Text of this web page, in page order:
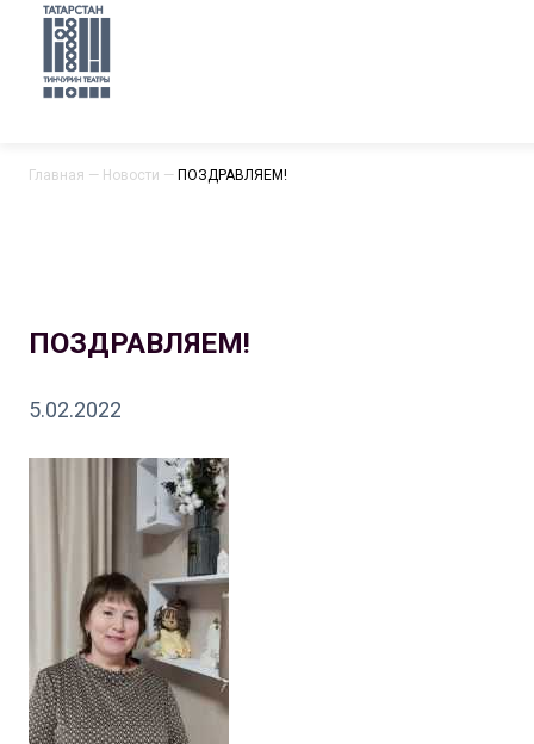
Главная — Новости — ПОЗДРАВЛЯЕМ!
ПОЗДРАВЛЯЕМ!
5.02.2022